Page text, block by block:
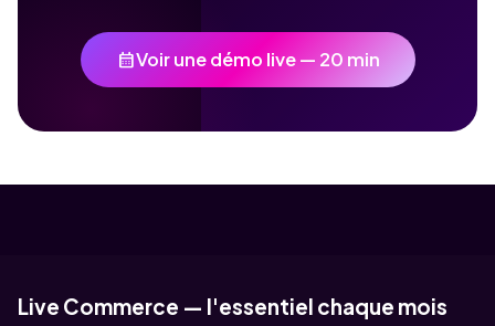
calendar_monthVoir une démo live — 20 min
Live Commerce — l'essentiel chaque mois